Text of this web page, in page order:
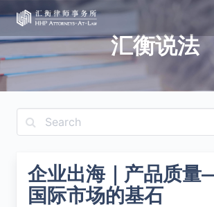
汇衡说法
企业出海｜产品质
国际市场的基石